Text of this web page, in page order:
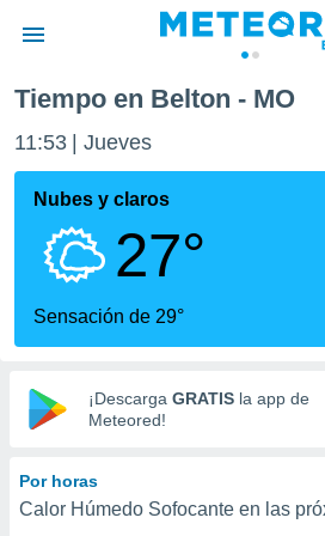
de
ha
calidad.
a este
las
y
digital
basada
Tiempo en Belton - MO
11:53 Jueves
Nubes y claros
27°
Sensación de 29°
¡Descarga GRATIS la app de
Meteored!
Por horas
Calor Húmedo Sofocante en las